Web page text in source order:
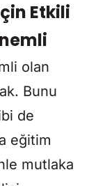
Etkili
olan
Bunu
de
eğitim
mutlaka